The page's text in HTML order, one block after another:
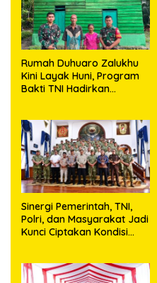
Rumah Duhuaro Zalukhu
Kini Layak Huni, Program
Bakti TNI Hadirkan
Sinergi Pemerintah, TNI,
Polri, dan Masyarakat Jadi
Kunci Ciptakan Kondisi